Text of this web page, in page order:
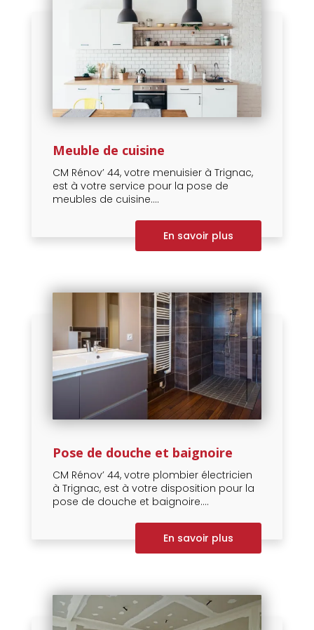
Meuble de cuisine
CM Rénov’ 44, votre menuisier à Trignac,
est à votre service pour la pose de
meubles de cuisine....
En savoir plus
Pose de douche et baignoire
CM Rénov’ 44, votre plombier électricien
à Trignac, est à votre disposition pour la
pose de douche et baignoire....
En savoir plus